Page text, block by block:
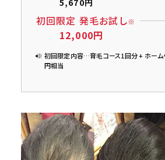
5,670円
初回限定 発毛お試し※
12,000円
初回限定内容…育毛コース1回分 + ホー
円相当